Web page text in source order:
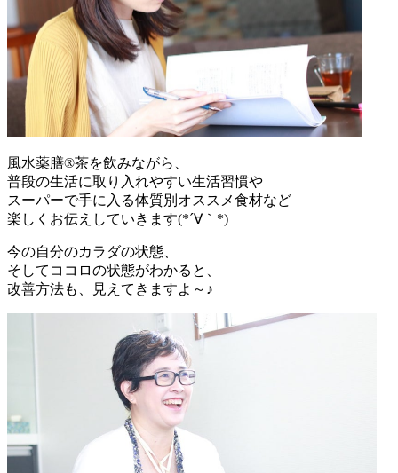
風水薬膳®茶を飲みながら、
普段の生活に取り入れやすい生活習慣や
スーパーで手に入る体質別オススメ食材など
楽しくお伝えしていきます(*´∀｀*)
今の自分のカラダの状態、
そしてココロの状態がわかると、
改善方法も、見えてきますよ～♪